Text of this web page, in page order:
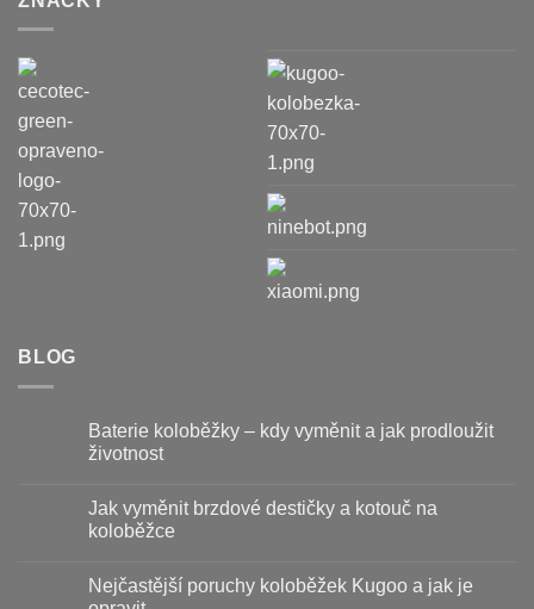
BLOG
Baterie koloběžky – kdy vyměnit a jak prodloužit
životnost
textu
s
koloběžky
Jak vyměnit brzdové destičky a kotouč na
koloběžce
u
textu
Nejčastější poruchy koloběžek Kugoo a jak je